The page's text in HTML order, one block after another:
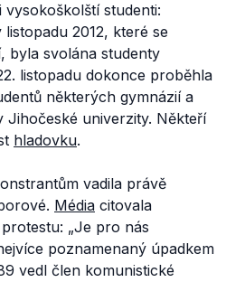
studenti:
listopadu 2012, které se
byla svolána studenty
listopadu dokonce proběhla
některých gymnázií a
Jihočeské univerzity. Někteří
hladovku.
vadila právě
Média citovala
„Je pro nás
poznamenaný úpadkem
vedl člen komunistické